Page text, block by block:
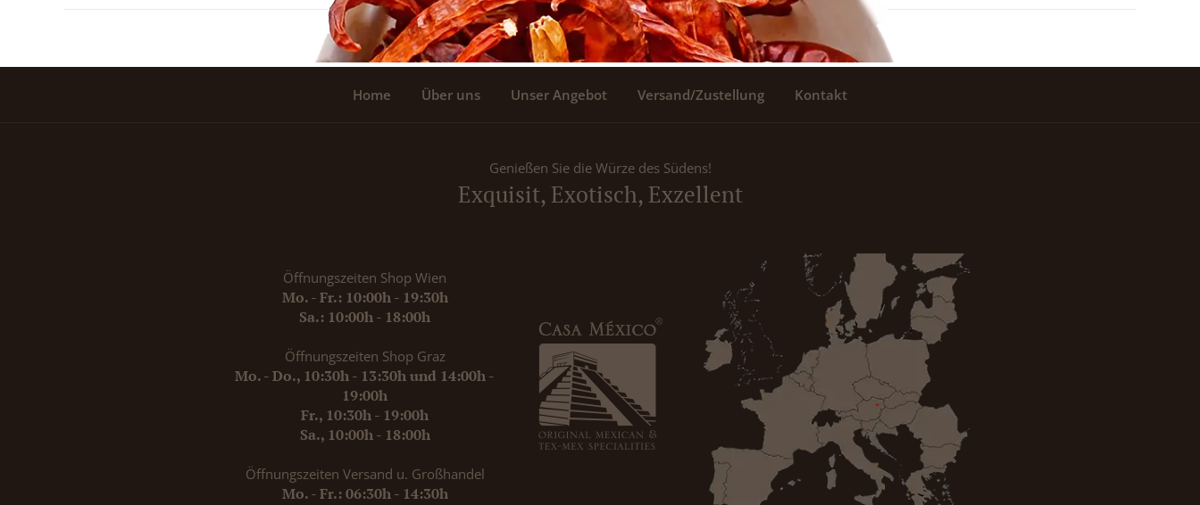
Home Über uns Unser Angebot Versand/Zustellung Kontakt
Genießen Sie die Würze des Südens!
Exquisit, Exotisch, Exzellent
Öffnungszeiten Shop Wien
Mo. - Fr.: 10:00h - 19:30h
Sa.: 10:00h - 18:00h
Öffnungszeiten Shop Graz
Mo. - Do., 10:30h - 13:30h und 14:00h -
19:00h
Fr., 10:30h - 19:00h
Sa., 10:00h - 18:00h
Öffnungszeiten Versand u. Großhandel
Mo. - Fr.: 06:30h - 14:30h